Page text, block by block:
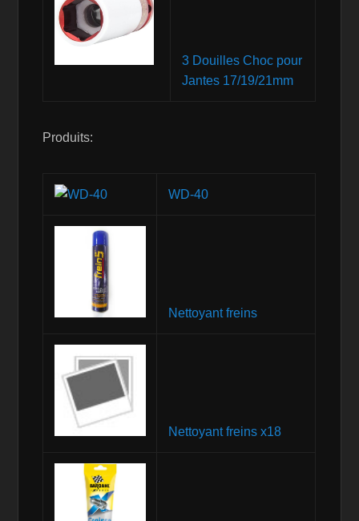
3 Douilles Choc pour
Jantes 17/19/21mm
Produits:
WD-40
Nettoyant freins
Nettoyant freins x18